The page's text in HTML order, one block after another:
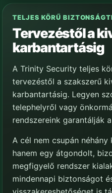
TELJES KÖRŰ
Tervezéstől a
karbantartásig
A Trinity Security teljes
tervezéstől a szakszerű
karbantartásig. Legyen
telephelyről vagy
rendszereink garantálják
A cél nem csupán néhány
hanem egy átgondolt,
megfigyelő rendszer
mindennapi biztonságot